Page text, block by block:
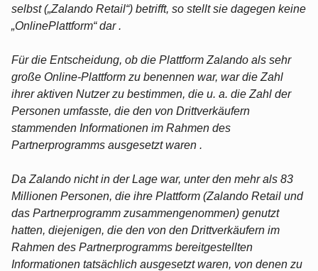
selbst („Zalando Retail“) betrifft, so stellt sie dagegen keine
„OnlinePlattform“ dar .
Für die Entscheidung, ob die Plattform Zalando als sehr
große Online-Plattform zu benennen war, war die Zahl
ihrer aktiven Nutzer zu bestimmen, die u. a. die Zahl der
Personen umfasste, die den von Drittverkäufern
stammenden Informationen im Rahmen des
Partnerprogramms ausgesetzt waren .
Da Zalando nicht in der Lage war, unter den mehr als 83
Millionen Personen, die ihre Plattform (Zalando Retail und
das Partnerprogramm zusammengenommen) genutzt
hatten, diejenigen, die den von den Drittverkäufern im
Rahmen des Partnerprogramms bereitgestellten
Informationen tatsächlich ausgesetzt waren, von denen zu